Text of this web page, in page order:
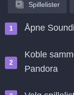
Spillelister
Åpne
Koble
Pandora